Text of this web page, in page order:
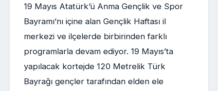
19 Mayıs Atatürk’ü Anma Gençlik ve Spor
Bayramı’nı içine alan Gençlik Haftası il
merkezi ve ilçelerde birbirinden farklı
programlarla devam ediyor. 19 Mayıs’ta
yapılacak kortejde 120 Metrelik Türk
Bayrağı gençler tarafından elden ele